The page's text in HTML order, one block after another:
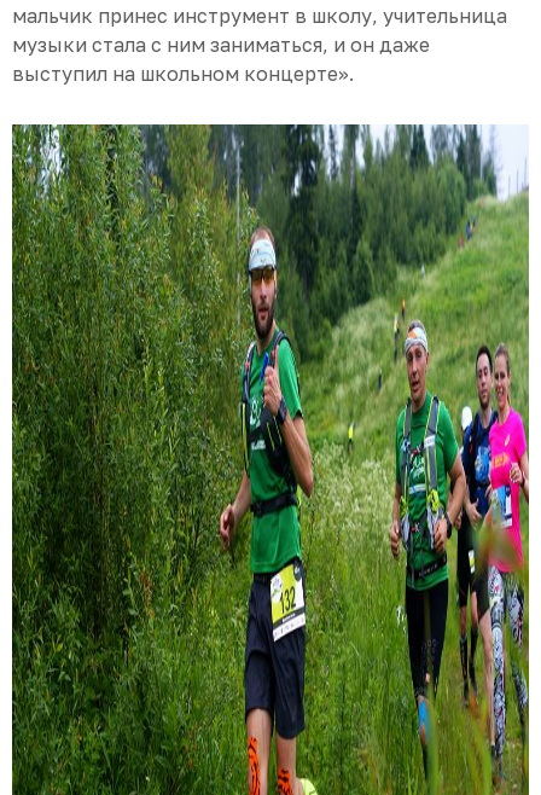
мальчик принес инструмент в школу, учительница
музыки стала с ним заниматься, и он даже
выступил на школьном концерте».